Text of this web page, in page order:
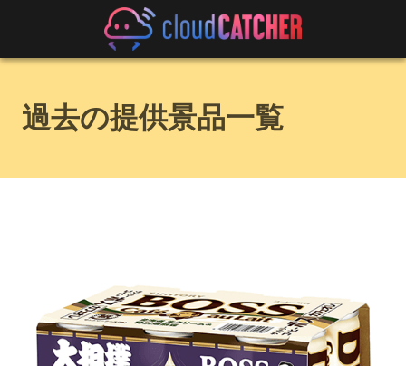
過去の提供景品一覧